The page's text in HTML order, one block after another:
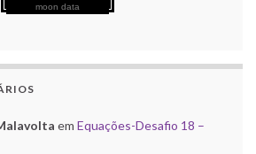
moon data
em Equações-Desafio 18 –